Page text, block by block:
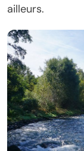
ailleurs.